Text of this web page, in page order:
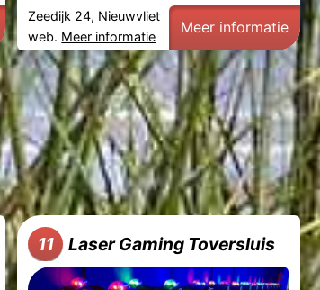
Zeedijk 24, Nieuwvliet
web. Meer informatie Meer informatie
11 Laser Gaming Toversluis